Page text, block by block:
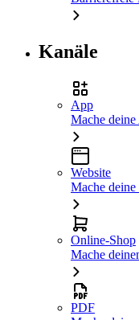
Kanäle
App
Mache
Website
Mache deine
Online-Shop
Mache
PDF